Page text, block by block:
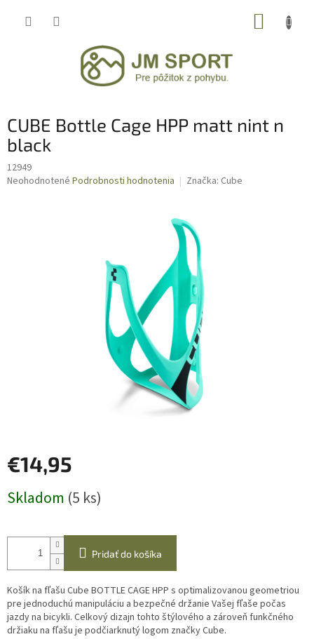
CUBE Bottle Cage HPP matt nint n
black
12949
Priemerné
Neohodnotené Podrobnosti hodnotenia Značka: Cube
€14,95
cena:
Skladom (5 ks)
Pridať do košíka
Košík na fľašu Cube BOTTLE CAGE HPP s optimalizovanou geometriou
pre jednoduchú manipuláciu a bezpečné držanie Vašej fľaše počas
jazdy na bicykli. Celkový dizajn tohto štýlového a zároveň funkčného
držiaku na fľašu je podčiarknutý logom značky Cube.